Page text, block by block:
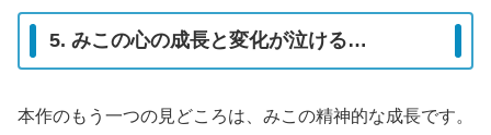
5. みこの心の成長と変化が泣ける…
本作のもう一つの見どころは、みこの精神的な成長です。